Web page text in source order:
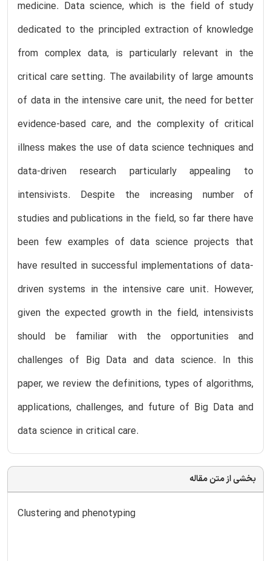
medicine. Data science, which is the field of study
dedicated to the principled extraction of knowledge
from complex data, is particularly relevant in the
critical care setting. The availability of large amounts
of data in the intensive care unit, the need for better
evidence-based care, and the complexity of critical
illness makes the use of data science techniques and
data-driven research particularly appealing to
intensivists. Despite the increasing number of
studies and publications in the field, so far there have
been few examples of data science projects that
have resulted in successful implementations of data-
driven systems in the intensive care unit. However,
given the expected growth in the field, intensivists
should be familiar with the opportunities and
challenges of Big Data and data science. In this
paper, we review the definitions, types of algorithms,
applications, challenges, and future of Big Data and
data science in critical care.
بخشی از متن مقاله
Clustering and phenotyping